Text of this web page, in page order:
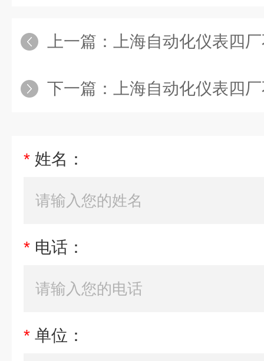
上一篇： 上海自动化仪表四厂不锈钢
下一篇： 上海自动化仪表四厂不锈钢
* 姓名：
* 电话：
* 单位：